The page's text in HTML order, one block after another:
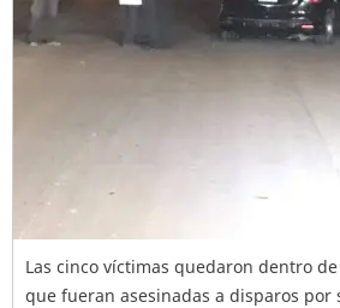
Las cinco víctimas quedaron dentro
que fueran asesinadas a disparos por